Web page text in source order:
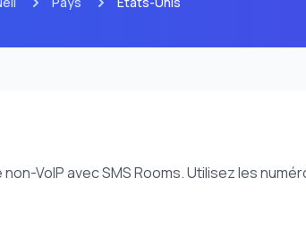
VoIP avec SMS Rooms. Utilisez les